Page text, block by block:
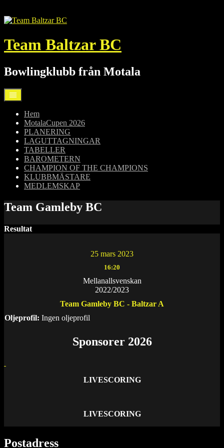
till
Team Baltzar BC
Bowlingklubb från Motala
Hem
MotalaCupen 2026
PLANERING
LAGUTTAGNINGAR
TABELLER
BAROMETERN
CHAMPION OF THE CHAMPIONS
KLUBBMÄSTARE
MEDLEMSKAP
Team Gamleby BC
Resultat
25 mars 2023
16:20
Mellanallsvenskan
2022/2023
Team Gamleby BC - Baltzar A
Oljeprofil: Ingen oljeprofil
Sponsorer 2026
LIVESCORING
LIVESCORING
Postadress